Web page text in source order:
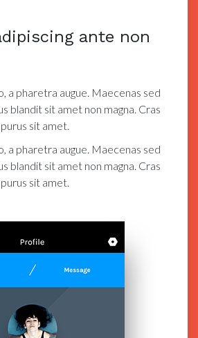
ante non
a pharetra augue. Maecenas sed
blandit sit amet non magna. Cras
sit amet.
a pharetra augue. Maecenas sed
blandit sit amet non magna. Cras
sit amet.